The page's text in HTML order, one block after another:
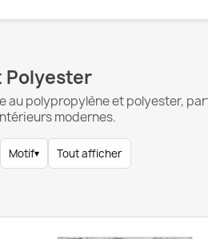
Polyester
au polypropylène et polyester,
modernes.
Motif▾ Tout afficher